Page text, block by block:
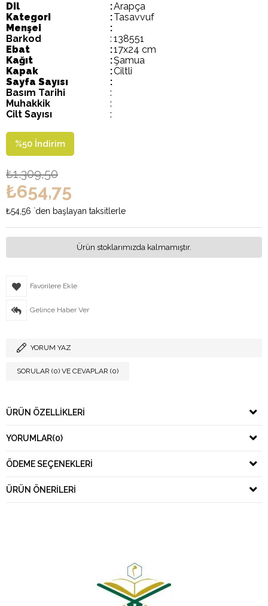
Dil :Arapça
Kategori
:Tasavvuf
Menşei
:
Barkod
: 138551
Ebat
:17x24 cm
Kağıt
:Şamua
Kapak
:Ciltli
Sayfa Sayısı
:
Basım Tarihi
:
Muhakkik
:
Cilt Sayısı
:
%50 İndirim
₺1.309,50
₺654,75
₺54,56 `den başlayan taksitlerle
Ürün stoklarımızda kalmamıştır.
Favorilere Ekle
Gelince Haber Ver
YORUM YAZ
SORULAR (0) VE CEVAPLAR (0)
ÜRÜN ÖZELLIKLERI
YORUMLAR(0)
ÖDEME SEÇENEKLERI
ÜRÜN ÖNERILERI